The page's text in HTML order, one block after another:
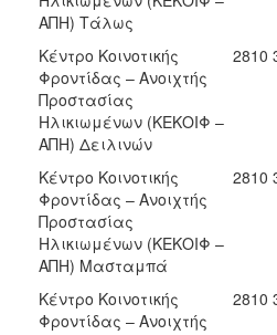
ΑΠΗ) Τάλως
Κέντρο Κοινοτικής
Φροντίδας – Ανοιχτής
Προστασίας
Ηλικιωμένων (ΚΕΚΟΙΦ –
ΑΠΗ) Δειλινών
2810
Κέντρο Κοινοτικής
Φροντίδας – Ανοιχτής
Προστασίας
Ηλικιωμένων (ΚΕΚΟΙΦ –
ΑΠΗ) Μασταμπά
2810
Κέντρο Κοινοτικής
Φροντίδας – Ανοιχτής
2810